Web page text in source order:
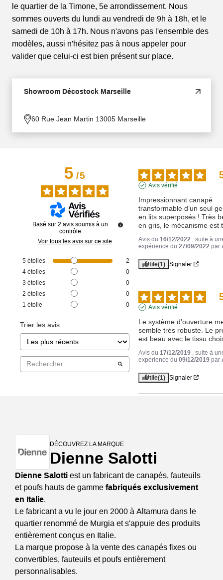
le quartier de la Timone, 5e arrondissement. Nous
sommes ouverts du lundi au vendredi de 9h à 18h, et le
samedi de 10h à 17h. Nous n'avons pas l'ensemble des
modèles, aussi n'hésitez pas à nous appeler pour
valider que celui-ci est bien présent sur place.
Showroom Décostock Marseille
60 Rue Jean Martin 13005 Marseille
5/5
Basé sur 2 avis soumis à un
contrôle
Voir tous les avis sur ce site
5 étoiles
2
4 étoiles
0
3 étoiles
0
2 étoiles
0
1 étoile 0
Trier les avis
Avis vérifié
Impressionnant canapé
transformable d’un seul
en lits superposés ! Très
en gris, le mécanisme est
Avis du 16/12/2022
, suite à
expérience du 27/09/2022 par
Utile(1) Signaler
Avis vérifié
Le système d'ouverture
semble très robuste. Le
est beau avec le tissu
Avis du 17/12/2019
, suite à
expérience du 09/12/2019 par
Utile(1) Signaler
DÉCOUVREZ LA MARQUE
Dienne Salotti
Dienne Salotti est un fabricant de canapés, fauteuils
et poufs hauts de gamme fabriqués exclusivement
en Italie.
Le fabricant a vu le jour en 2000 à Altamura dans le
quartier renommé de Murgia et s'appuie des produits
entièrement conçus en Italie.
La marque propose à la vente des canapés fixes ou
convertibles, fauteuils et poufs entièrement
personnalisables.